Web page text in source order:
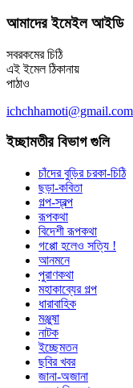
আমাদের ইমেইল আইডি
সবরকমের চিঠি
এই ইমেল ঠিকানায়
পাঠাও
ichchhamoti@gmail.com
ইচ্ছামতীর বিভাগ গুলি
চাঁদের বুড়ির চরকা-চিঠি
ছড়া-কবিতা
গল্প-স্বল্প
রূপকথা
বিদেশী রূপকথা
গপ্পো হলেও সত্যি !
আনমনে
পুরাণকথা
মহাকাব্যের গল্প
ধারাবাহিক
মঞ্জুষা
নাটক
ইচ্ছেমতন
ছবির খবর
জানা-অজানা